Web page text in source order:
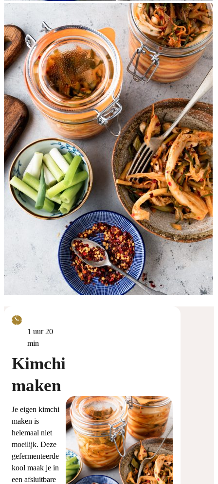
1 uur
uur 20minuten
min
Kimchi
maken
Je eigen kimchi
maken is
helemaal niet
moeilijk. Deze
gefermenteerde
kool maak je in
een afsluitbare